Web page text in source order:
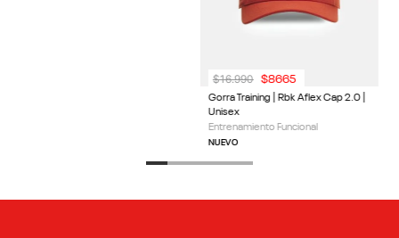
8 Colores
Gorra Training | Rbk Aflex Cap 2.0 |
Unisex
Entrenamiento Funcional
NUEVO
$16.990 $8665